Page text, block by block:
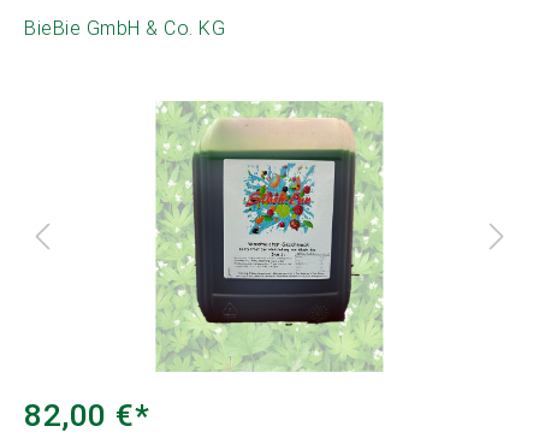
BieBie GmbH & Co. KG
82,00 €*